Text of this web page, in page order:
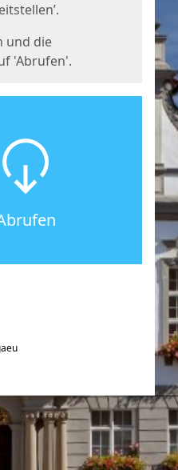
und die
'Abrufen'.